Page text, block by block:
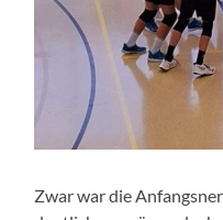
Zwar war die